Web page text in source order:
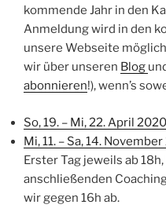
kommende Jahr in den
Anmeldung wird in den
unsere Webseite
wir über unseren Blog
abonnieren!), wenn’s
So, 19. – Mi, 22. April 2020
Mi, 11. – Sa, 14.
Erster Tag jeweils ab
anschließenden
wir gegen 16h ab.